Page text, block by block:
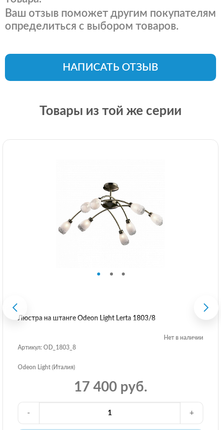
Ваш отзыв поможет другим покупателям
определиться с выбором товаров.
НАПИСАТЬ ОТЗЫВ
Товары из той же серии
Люстра на штанге Odeon Light Lerta 1803/8
Нет в наличии
Артикул: OD_1803_8
Odeon Light (Италия)
17 400 руб.
- +